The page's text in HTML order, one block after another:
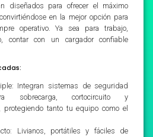
diseñados para ofrecer el máximo
en la mejor opción para
operativo. Ya sea para trabajo,
contar con un cargador confiable
Integran sistemas de seguridad
sobrecarga, cortocircuito y
protegiendo tanto tu equipo como el
Livianos, portátiles y fáciles de